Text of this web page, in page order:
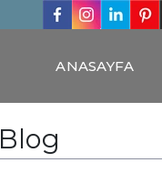
ANASAYFA
Blog